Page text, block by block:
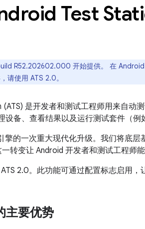
Test
R52.202602.000 开始提供。 在 Android
请使用 ATS 2.0。
是开发者和测试工程师用来自动
设备、查看结果以及运行测试套件（例
擎的一次重大现代化升级。我们将底层
转变让 Android 开发者和测试工程师
2.0。此功能可通过配置标志启用，
主要优势